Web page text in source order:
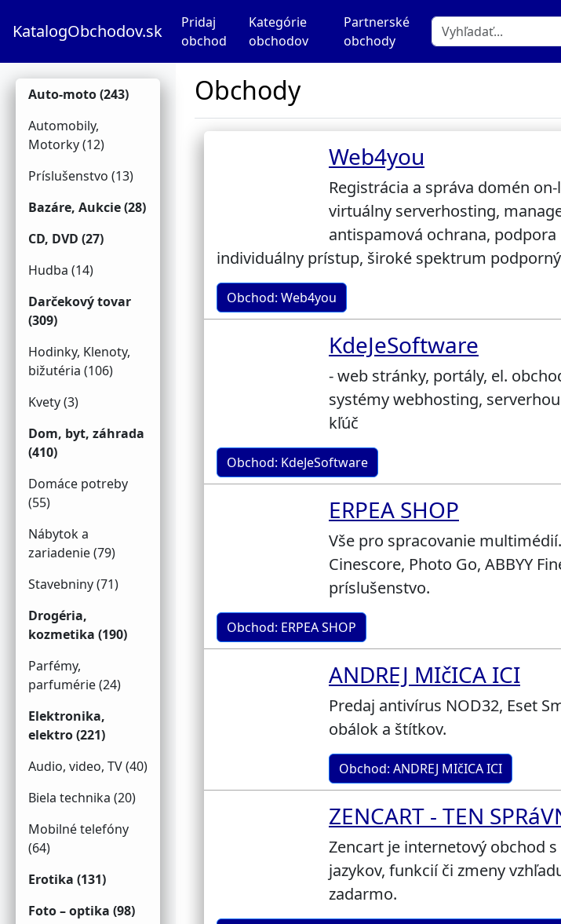
KatalogObchodov.sk
Pridaj
obchod
Kategórie
obchodov
Partnerské
obchody
Auto-moto (243)
Automobily,
Motorky (12)
Príslušenstvo (13)
Bazáre, Aukcie (28)
CD, DVD (27)
Hudba (14)
Darčekový tovar
(309)
Hodinky, Klenoty,
bižutéria (106)
Kvety (3)
Dom, byt, záhrada
(410)
Domáce potreby
(55)
Nábytok a
zariadenie (79)
Stavebniny (71)
Drogéria,
kozmetika (190)
Parfémy,
parfumérie (24)
Elektronika,
elektro (221)
Audio, video, TV (40)
Biela technika (20)
Mobilné telefóny
(64)
Erotika (131)
Foto – optika (98)
Obchody
Web4you
Registrácia a správa domén
virtuálny serverhosting,
antispamová ochrana, podpora
individuálny prístup, široké spektrum
Obchod: Web4you
KdeJeSoftware
- web stránky, portály, el.
systémy webhosting,
kľúč
Obchod: KdeJeSoftware
ERPEA SHOP
Vše pro spracovanie
Cinescore, Photo Go, ABBYY
príslušenstvo.
Obchod: ERPEA SHOP
ANDREJ MIčICA ICI
Predaj antivírus NOD32, Eset
obálok a štítkov.
Obchod: ANDREJ MIčICA ICI
ZENCART - TEN
Zencart je internetový obchod
jazykov, funkcií či zmeny
zadarmo.